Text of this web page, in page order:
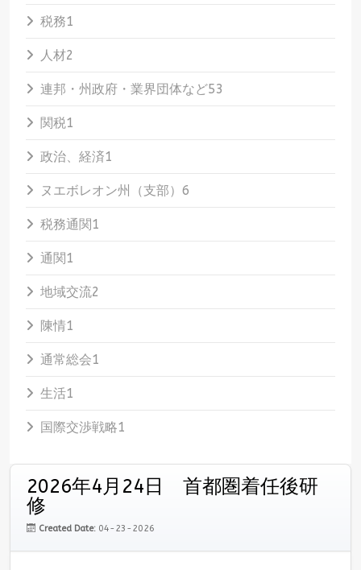
税務1
人材2
連邦・州政府・業界団体など53
関税1
政治、経済1
ヌエボレオン州（支部） 6
税務通関1
通関1
地域交流2
陳情1
通常総会1
生活1
国際交渉戦略1
2026年4月24日 首都圏着任後研
修
Created Date: 04-23-2026